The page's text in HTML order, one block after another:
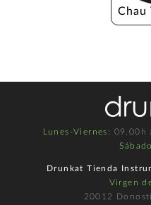
Chau
Lunes-Viernes : 09.00h
Sábado
Drunkat Tienda
Virgen
20012